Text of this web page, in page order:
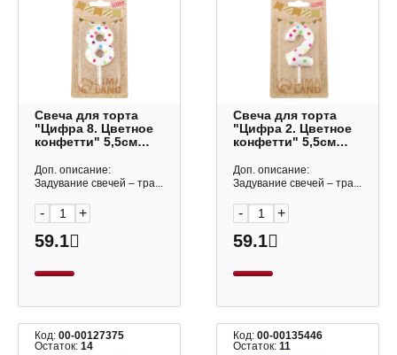
Свеча для торта
"Цифра 8. Цветное
конфетти" 5,5см
Карнавалия
Доп. описание:
Задувание свечей – тра...
- +
59.1
Свеча для торта
"Цифра 2. Цветное
конфетти" 5,5см
Карнавалия
Доп. описание:
Задувание свечей – тра...
- +
59.1
Код: 00-00127375
Остаток: 14
Код:00-00135446
Остаток:11